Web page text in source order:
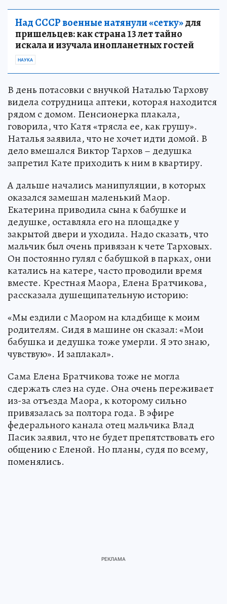
Над СССР военные натянули «сетку»для
пришельцев: как страна 13 лет тайно
искала и изучала инопланетных гостей
НАУКА
В день потасовки с внучкой Наталью Тархову
видела сотрудница аптеки, которая находится
рядом с домом. Пенсионерка плакала,
говорила, что Катя «трясла ее, как грушу».
Наталья заявила, что не хочет идти домой. В
дело вмешался Виктор Тархов – дедушка
запретил Кате приходить к ним в квартиру.
А дальше начались манипуляции, в которых
оказался замешан маленький Маор.
Екатерина приводила сына к бабушке и
дедушке, оставляла его на площадке у
закрытой двери и уходила. Надо сказать, что
мальчик был очень привязан к чете Тарховых.
Он постоянно гулял с бабушкой в парках, они
катались на катере, часто проводили время
вместе. Крестная Маора, Елена Братчикова,
рассказала душещипательную историю:
«Мы ездили с Маором на кладбище к моим
родителям. Сидя в машине он сказал: «Мои
бабушка и дедушка тоже умерли. Я это знаю,
чувствую». И заплакал».
Сама Елена Братчикова тоже не могла
сдержать слез на суде. Она очень переживает
из-за отъезда Маора, к которому сильно
привязалась за полтора года. В эфире
федерального канала отец мальчика Влад
Пасик заявил, что не будет препятствовать его
общению с Еленой. Но планы, судя по всему,
поменялись.